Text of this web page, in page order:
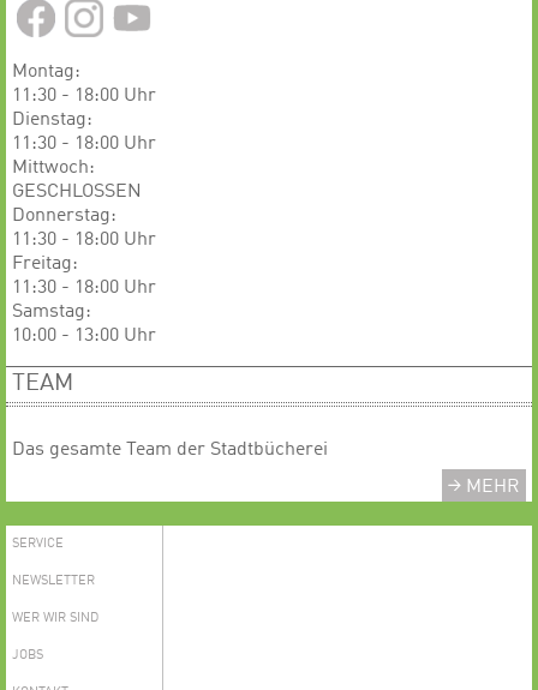
Montag:
11:30 - 18:00 Uhr
Dienstag:
11:30 - 18:00 Uhr
Mittwoch:
GESCHLOSSEN
​​​​​​Donnerstag:
11:30 - 18:00 Uhr
Freitag:
11:30 - 18:00 Uhr
Samstag:
10:00 - 13:00 Uhr
TEAM
Das gesamte Team der Stadtbücherei
MEHR
SERVICE
NEWSLETTER
WER WIR SIND
JOBS